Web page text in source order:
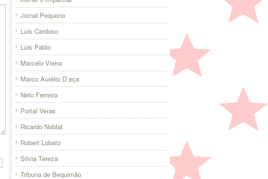
Jornal Pequeno
Luis Cardoso
Luis Pablo
Marcelo Vieira
Marco Aurélio D`eça
Neto Ferreira
Portal Veras
Ricardo Noblat
Robert Lobato
Silvia Tereza
Tribuna de Bequimão